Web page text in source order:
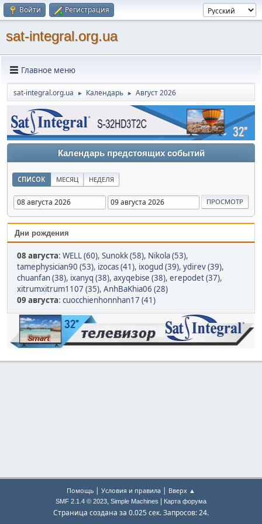
Войти Регистрация
sat-integral.org.ua
Главное меню
sat-integral.org.ua ► Календарь ► Август 2026
Календарь предстоящих событий
СПИСОК МЕСЯЦ НЕДЕЛЯ
Дни рождения
08 августа: WELL (60), Sunokk (58), Nikola (53),
tamephysician90 (53), izocas (41), ixogud (39), ydirev (39),
chuanfan (38), ixanyq (38), axyqebise (38), erepodet (37),
xitrumxitrum1107 (35), AnhBaKhia06 (28)
09 августа: cuocchienhonnhan17 (41)
Помощь | Условия и правила | Вверх ▲
SMF 2.1.4 © 2023, Simple Machines Карта форума
Страница создана за 0.025 сек. Запросов: 24.